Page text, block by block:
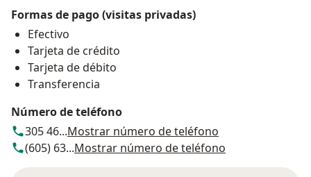
Formas de pago (visitas privadas)
Efectivo
Tarjeta de crédito
Tarjeta de débito
Transferencia
Número de teléfono
305 46...Mostrar número de teléfono
(605) 63...Mostrar número de teléfono